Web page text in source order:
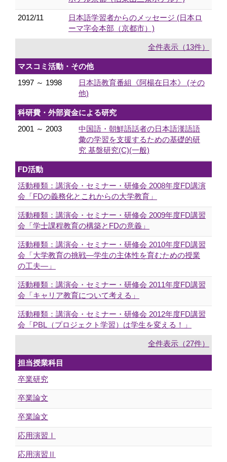
2012/11
日本語学習者からのメッセージ (日本ロ
ーマ字会本部（京都市）)
全件表示（13件）
マスコミ活動・その他
1997 ～ 1998
日本語教育番組《阿楊在日本》 (その
他)
科研費・外部資金による研究
2001 ～ 2003
中国語・朝鮮語話者の日本語漢語語
彙の学習を支援するための基礎的研
究 基盤研究(C)(一般)
FD活動
活動種類：講演会・セミナー・研修会 2008年度FD講演
会「FDの義務化とこれからの大学教育」
活動種類：講演会・セミナー・研修会 2009年度FD講習
会「学士課程教育の構築とFDの意義」
活動種類：講演会・セミナー・研修会 2010年度FD講習
会「大学教育の挑戦―学生の主体性を育むための授業
の工夫―」
活動種類：講演会・セミナー・研修会 2011年度FD講習
会「キャリア教育について考える」
活動種類：講演会・セミナー・研修会 2012年度FD講習
会「PBL（プロジェクト学習）は学生を変える！」
全件表示（27件）
担当授業科目
卒業研究
卒業論文
卒業論文
応用演習Ⅰ
応用演習Ⅱ